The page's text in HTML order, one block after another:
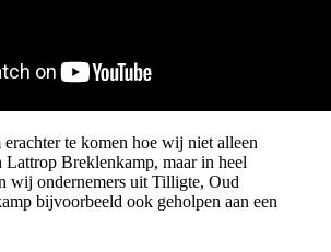
te komen hoe wij niet alleen
Lattrop Breklenkamp, maar in heel
wij ondernemers uit Tilligte, Oud
bijvoorbeeld ook geholpen aan een